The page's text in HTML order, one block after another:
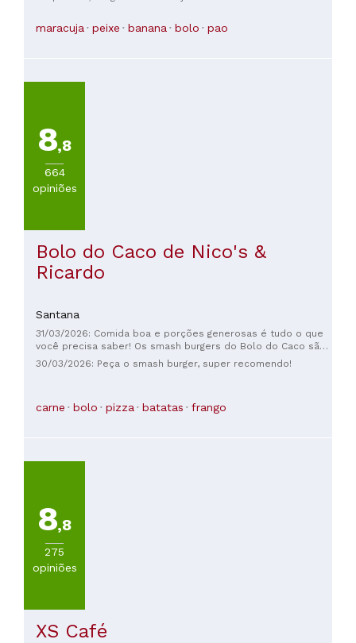
maracuja peixe banana bolo pao
8,8
664
opiniões
Bolo do Caco de Nico's &
Ricardo
Santana
31/03/2026: Comida boa e porções generosas é tudo o que
você precisa saber! Os smash burgers do Bolo do Caco são
grandes o suficiente para dividir. Carne de ótima qualidade
nos espetados. Recomendo sem dúvida!
30/03/2026: Peça o smash burger, super recomendo!
carne bolo pizza batatas frango
8,8
275
opiniões
XS Café